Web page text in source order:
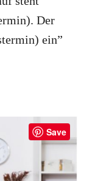
Der
ein”
Save